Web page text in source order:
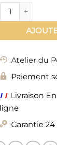
de Kimono
Atelier du
Paiement
ı ı Livraison
ligne
Garantie